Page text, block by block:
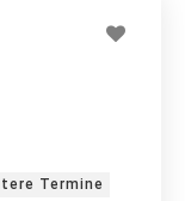
Termine